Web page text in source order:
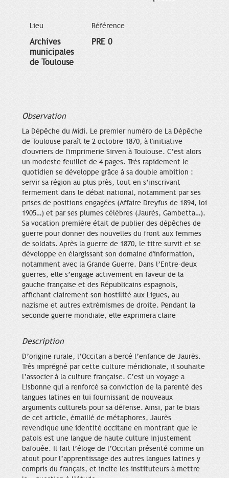
Lieu
Archives
municipales
de Toulouse
Référence
PRE 0
Observation
La Dépêche du Midi. Le premier numéro de La Dépêche
de Toulouse paraît le 2 octobre 1870, à l'initiative
d'ouvriers de l'imprimerie Sirven à Toulouse. C’est alors
un modeste feuillet de 4 pages. Très rapidement le
quotidien se développe grâce à sa double ambition :
servir sa région au plus près, tout en s’inscrivant
fermement dans le débat national, notamment par ses
prises de positions engagées (Affaire Dreyfus de 1894, loi
1905…) et par ses plumes célèbres (Jaurès, Gambetta…).
Sa vocation première était de publier des dépêches de
guerre pour donner des nouvelles du front aux femmes
de soldats. Après la guerre de 1870, le titre survit et se
développe en élargissant son domaine d'information,
notamment avec la Grande Guerre. Dans l’Entre-deux
guerres, elle s’engage activement en faveur de la
gauche française et des Républicains espagnols,
affichant clairement son hostilité aux Ligues, au
nazisme et autres extrémismes de droite. Pendant la
seconde guerre mondiale, elle exprimera claire
Description
D’origine rurale, l’Occitan a bercé l’enfance de Jaurès.
Très imprégné par cette culture méridionale, il souhaite
l’associer à la culture française. C’est un voyage a
Lisbonne qui a renforcé sa conviction de la parenté des
langues latines en lui fournissant de nouveaux
arguments culturels pour sa défense. Ainsi, par le biais
de cet article, émaillé de métaphores, Jaurès
revendique une identité occitane en montrant que le
patois est une langue de haute culture injustement
bafouée. Il fait l’éloge de l’Occitan présenté comme un
atout pour l’apprentissage des autres langues latines y
compris du français, et incite les instituteurs à mettre